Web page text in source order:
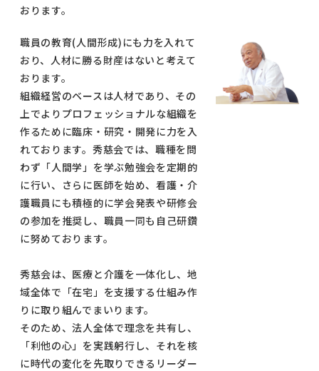
おります。
職員の教育(人間形成)にも力を入れて
おり、人材に勝る財産はないと考えて
おります。
組織経営のベースは人材であり、その
上でよりプロフェッショナルな組織を
作るために臨床・研究・開発に力を入
れております。秀慈会では、職種を問
わず「人間学」を学ぶ勉強会を定期的
に行い、さらに医師を始め、看護・介
護職員にも積極的に学会発表や研修会
の参加を推奨し、職員一同も自己研鑽
に努めております。
秀慈会は、医療と介護を一体化し、地
域全体で「在宅」を支援する仕組み作
りに取り組んでまいります。
そのため、法人全体で理念を共有し、
「利他の心」を実践躬行し、それを核
に時代の変化を先取りできるリーダー